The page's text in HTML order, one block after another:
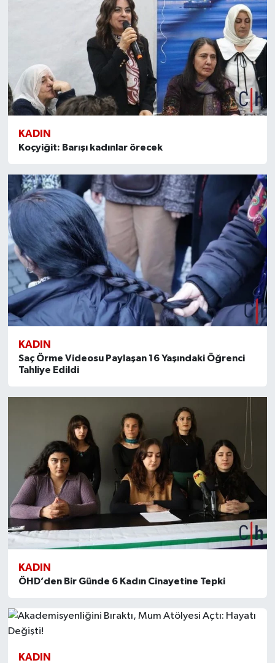
KADIN
Koçyiğit: Barışı kadınlar örecek
KADIN
Saç Örme Videosu Paylaşan 16 Yaşındaki Öğrenci
Tahliye Edildi
KADIN
ÖHD’den Bir Günde 6 Kadın Cinayetine Tepki
KADIN